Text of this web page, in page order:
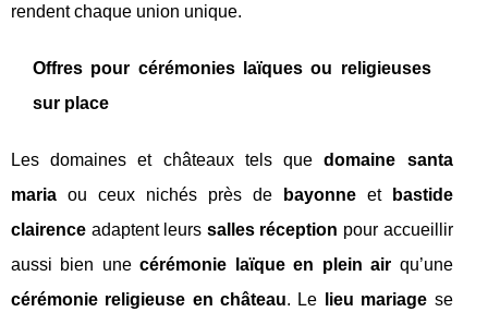
rendent chaque union unique.
Offres pour cérémonies laïques ou religieuses
sur place
Les domaines et châteaux tels quedomaine santa
maria ou ceux nichés près de bayonneet
bastide
clairence adaptent leurs salles réception pour accueillir
aussi bien unecérémonie laïque en plein air qu’une
cérémonie religieuse en château. Le lieu mariage se